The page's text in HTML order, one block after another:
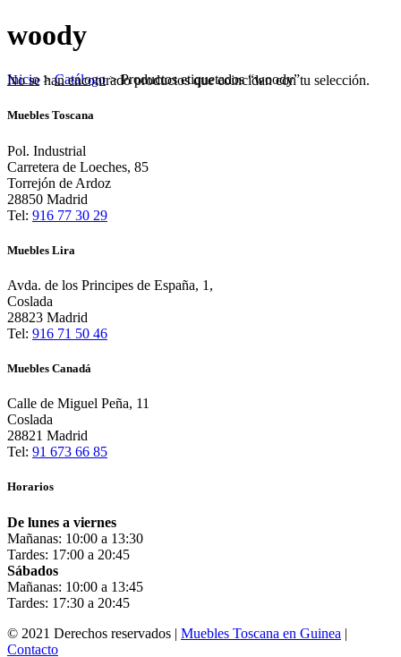
woody
Inicio>Catálogo>Productos etiquetados “woody”
No se han encontrado productos que coincidan con tu selección.
Muebles Toscana
Pol. Industrial
Carretera de Loeches, 85
Torrejón de Ardoz
28850 Madrid
Tel: 916 77 30 29
Muebles Lira
Avda. de los Principes de España, 1,
Coslada
28823 Madrid
Tel: 916 71 50 46
Muebles Canadá
Calle de Miguel Peña, 11
Coslada
28821 Madrid
Tel: 91 673 66 85
Horarios
De lunes a viernes
Mañanas: 10:00 a 13:30
Tardes: 17:00 a 20:45
Sábados
Mañanas: 10:00 a 13:45
Tardes: 17:30 a 20:45
© 2021 Derechos reservados | Muebles Toscana en Guinea |
Contacto